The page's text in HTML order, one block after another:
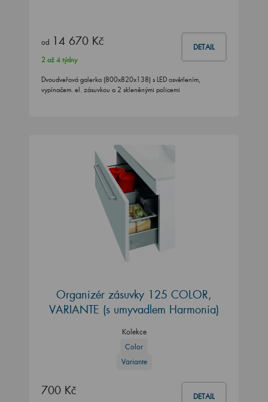
od 14 670 Kč DETAIL
2 až 4 týdny
Dvoudveřová galerka (800x820x138) s LED osvětlením,
vypínačem. el. zásuvkou a 2 skleněnými policemi
Organizér zásuvky 125 COLOR,
VARIANTE (s umyvadlem Harmonia)
Kolekce
Color
Variante
700 Kč DETAIL